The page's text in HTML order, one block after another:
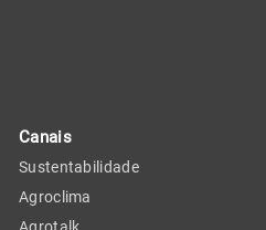
Canais
Sustentabilidade
Agroclima